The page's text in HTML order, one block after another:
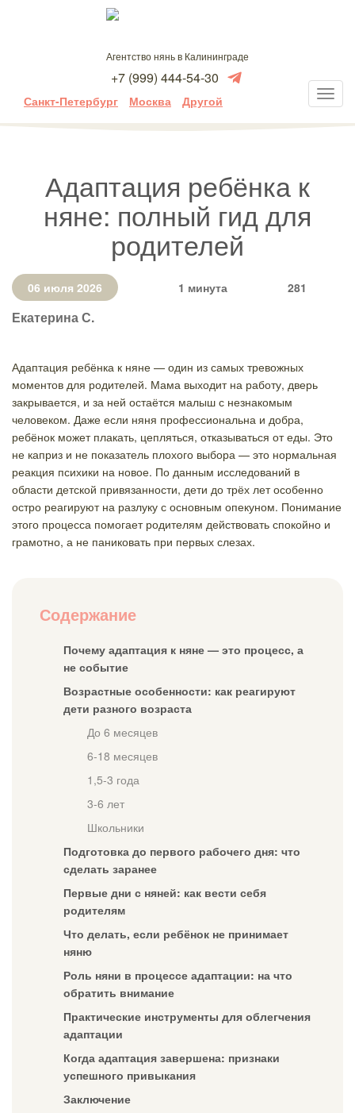
Агентство нянь в Калининграде
+7 (999) 444-54-30
Санкт-Петербург Москва Другой
Адаптация ребёнка к
няне: полный гид для
родителей
06 июля 2026 1 минута 281
Екатерина С.
Адаптация ребёнка к няне — один из самых тревожных
моментов для родителей. Мама выходит на работу, дверь
закрывается, и за ней остаётся малыш с незнакомым
человеком. Даже если няня профессиональна и добра,
ребёнок может плакать, цепляться, отказываться от еды. Это
не каприз и не показатель плохого выбора — это нормальная
реакция психики на новое. По данным исследований в
области детской привязанности, дети до трёх лет особенно
остро реагируют на разлуку с основным опекуном. Понимание
этого процесса помогает родителям действовать спокойно и
грамотно, а не паниковать при первых слезах.
Содержание
Почему адаптация к няне — это процесс, а
не событие
Возрастные особенности: как реагируют
дети разного возраста
До 6 месяцев
6-18 месяцев
1,5-3 года
3-6 лет
Школьники
Подготовка до первого рабочего дня: что
сделать заранее
Первые дни с няней: как вести себя
родителям
Что делать, если ребёнок не принимает
няню
Роль няни в процессе адаптации: на что
обратить внимание
Практические инструменты для облегчения
адаптации
Когда адаптация завершена: признаки
успешного привыкания
Заключение